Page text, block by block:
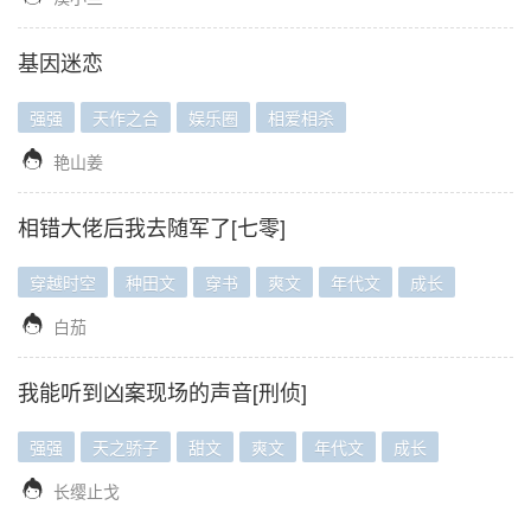
基因迷恋
强强 天作之合 娱乐圈 相爱相杀
 艳山姜
相错大佬后我去随军了[七零]
穿越时空 种田文 穿书 爽文 年代文 成长
 白茄
我能听到凶案现场的声音[刑侦]
强强 天之骄子 甜文 爽文 年代文 成长
 长缨止戈